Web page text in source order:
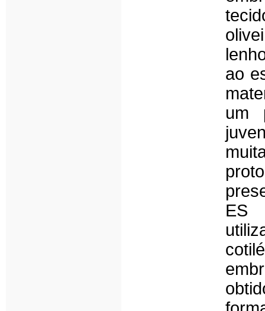
ao
um
ES